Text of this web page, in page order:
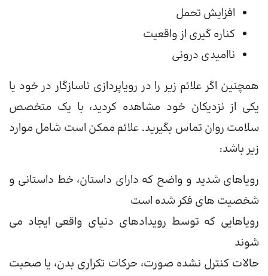
افزایش تحمل
کناره گیری از واقعیت
ناامیدی درونی
همچنین اگر علائم زیر را در رویاپردازی ناسازگار در خود یا
یکی از نزدیکان خود مشاهده کردید، با یک متخصص
سلامت روان تماس بگیرید. علائم ممکن است شامل موارد
زیر باشد:
رویاهای شدید و واضح که دارای داستان، خط داستانی و
شخصیت های فکر شده است
رویاهایی که توسط رویدادهای دنیای واقعی ایجاد می
شوند
حالات کنترل نشده صورت، حرکات تکراری بدن، یا صحبت